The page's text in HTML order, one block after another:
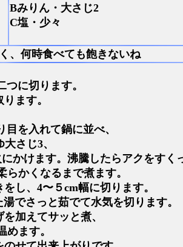
Bみりん・大さじ2
C塩・少々
、何時食べても飽きないね
に切ります。
ます。
を入れて鍋に並べ、
さじ3、
かけます。沸騰したらアクをすく
かくなるまで煮ます。
し、4〜５cm幅に切ります。
でさっと茹でて水気を切ります。
加えてサッと煮、
ます。